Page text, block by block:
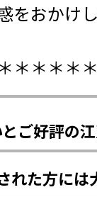
をおかけ
＊＊＊＊
ご好評の江
た方には